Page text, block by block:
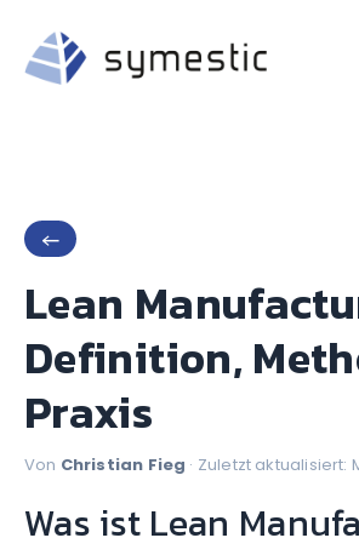
←
Lean
Definition,
Praxis
Von Christian Fieg · Zuletzt aktualisiert:
Was ist Lean